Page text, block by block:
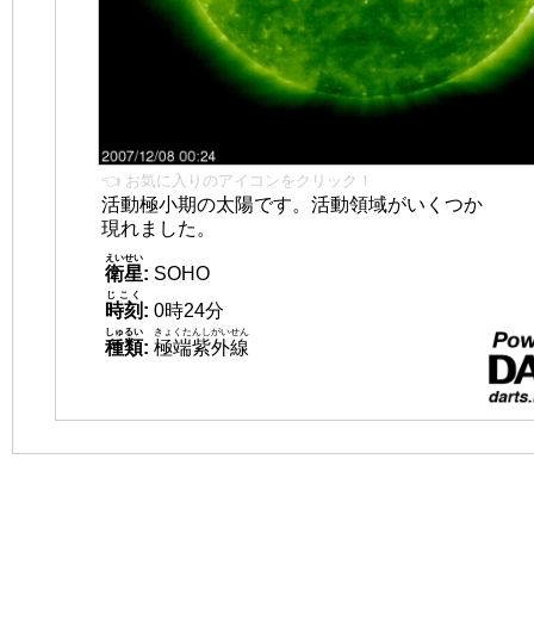
👈 お気に入りのアイコンをクリック！
活動極小期の太陽です。活動領域がいくつか
現れました。
衛星
えいせい
: SOHO
時刻
じこく
: 0時24分
種類
しゅるい
: 極端紫外線
きょくたんしがいせん